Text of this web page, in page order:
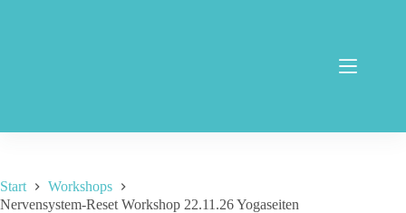
Start
Workshops
Nervensystem-Reset Workshop 22.11.26 Yogaseiten